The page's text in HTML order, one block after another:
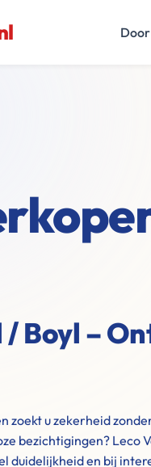
Boyl –
zoekt u zekerheid
bezichtigingen? Leco
duidelijkheid en bij